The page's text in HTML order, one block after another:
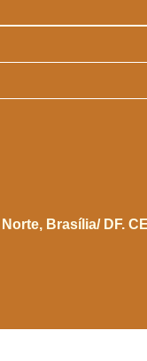
Brasília/ DF.